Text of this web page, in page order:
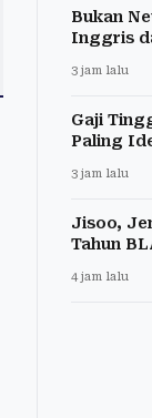
Bukan
Inggris
3 jam lalu
Gaji
Paling
3 jam lalu
Jisoo,
Tahun
4 jam lalu